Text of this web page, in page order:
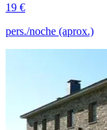
19 €
pers./noche (aprox.)